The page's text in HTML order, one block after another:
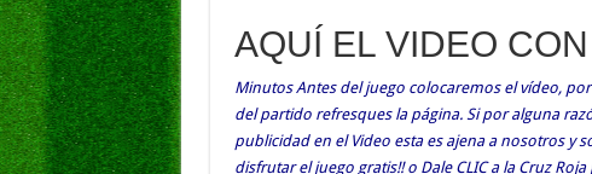
AQUÍ EL VIDEO
Minutos Antes del juego colocaremos el vídeo,
del partido refresques la página. Si por alguna
publicidad en el Video esta es ajena a nosotros y
disfrutar el juego gratis!! o Dale CLIC a la Cruz